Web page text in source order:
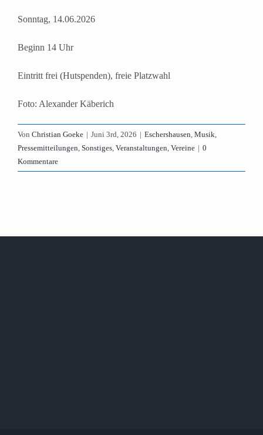
Sonntag, 14.06.2026
Beginn 14 Uhr
Eintritt frei (Hutspenden), freie Platzwahl
Foto: Alexander Käberich
Von Christian Goeke | Juni 3rd, 2026 | Eschershausen, Musik,
Pressemitteilungen, Sonstiges, Veranstaltungen, Vereine | 0
Kommentare